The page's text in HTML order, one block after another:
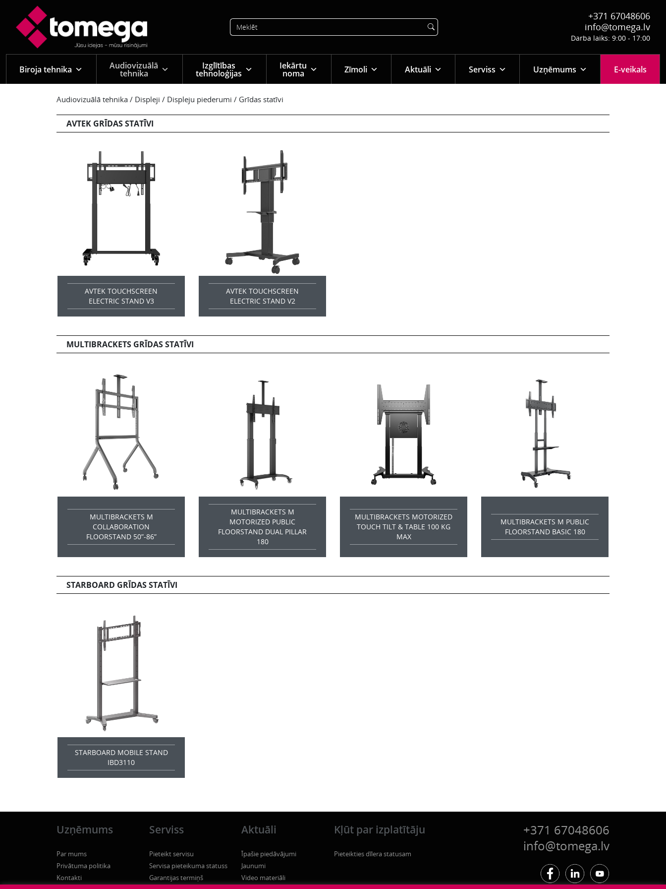
Skip to main content
+371 67048606
info@tomega.lv
Darba laiks: 9:00 - 17:00
Biroja tehnika Audiovizuālā
tehnika
Izglītības
tehnoloģijas
Iekārtu
noma Zīmoli Aktuāli Serviss Uzņēmums E-veikals
Audiovizuālā tehnika / Displeji / Displeju piederumi / Grīdas statīvi
AVTEK GRĪDAS STATĪVI
AVTEK TOUCHSCREEN
ELECTRIC STAND V3
AVTEK TOUCHSCREEN
ELECTRIC STAND V2
MULTIBRACKETS GRĪDAS STATĪVI
MULTIBRACKETS M
COLLABORATION
FLOORSTAND 50”-86”
MULTIBRACKETS M
MOTORIZED PUBLIC
FLOORSTAND DUAL PILLAR
180
MULTIBRACKETS MOTORIZED
TOUCH TILT & TABLE 100 KG
MAX
MULTIBRACKETS M PUBLIC
FLOORSTAND BASIC 180
STARBOARD GRĪDAS STATĪVI
STARBOARD MOBILE STAND
IBD3110
Uzņēmums
Par mums
Privātuma politika
Kontakti
Serviss
Pieteikt servisu
Servisa pieteikuma statuss
Garantijas termiņš
Aktuāli
Īpašie piedāvājumi
Jaunumi
Video materiāli
Kļūt par izplatītāju
Pieteikties dīlera statusam
+371 67048606
info@tomega.lv